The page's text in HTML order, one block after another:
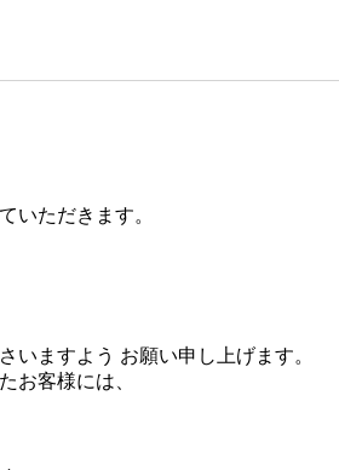
いただきます。
いますよう お願い申し上げます。
お客様には、